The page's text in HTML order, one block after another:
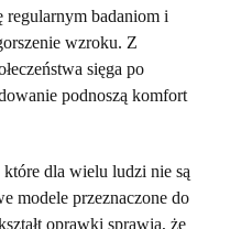
regularnym badaniom i
wzroku. Z
sięga po
podnoszą komfort
dla wielu ludzi nie są
modele przeznaczone do
oprawki sprawia, że